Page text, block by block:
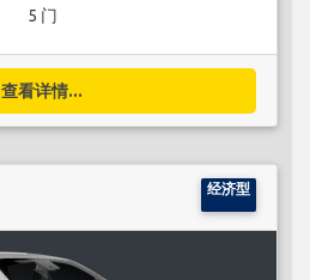
5 门
查看详情...
经济型